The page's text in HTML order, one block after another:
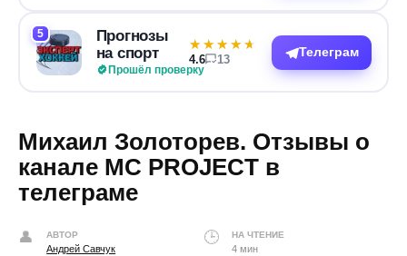
5
Прогнозы
на спорт
Прошёл проверку
★★★★★
★★★★★
4.6 13
Телеграм
Михаил Золоторев. Отзывы о
канале MC PROJECT в
телеграме
АВТОР
Андрей Савчук
НА ЧТЕНИЕ
4 мин